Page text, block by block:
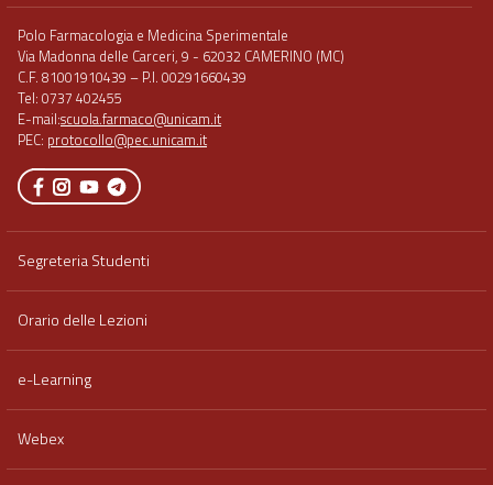
Footer
menu
full
Polo Farmacologia e Medicina Sperimentale
Via Madonna delle Carceri, 9 - 62032 CAMERINO (MC)
C.F. 81001910439 – P.I. 00291660439
Tel: 0737 402455
E-mail:scuola.farmaco@unicam.it
PEC: protocollo@pec.unicam.it
Segreteria Studenti
Orario delle Lezioni
e-Learning
Webex